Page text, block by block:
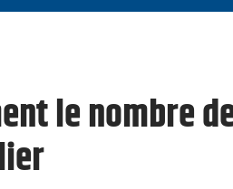
le nombre